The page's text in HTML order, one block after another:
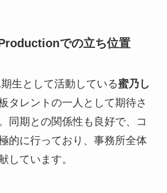
での立ち位置
生として活動している蜜乃し
タレントの一人として期待さ
同期との関係性も良好で、コ
的に行っており、事務所全体
しています。